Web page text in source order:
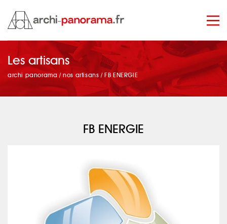
manage_search
Les artisans
archi panorama /nos artisans / FB ENERGIE
FB ENERGIE